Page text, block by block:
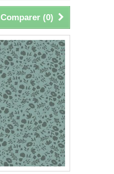
Comparer (0)